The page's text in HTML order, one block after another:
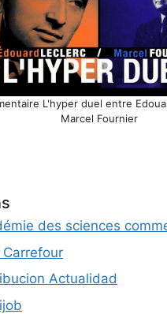
L'hyper duel entre
Marcel Fournier
des sciences
Carrefour
Actualidad